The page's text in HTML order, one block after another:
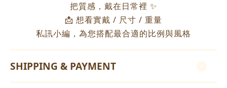
把質感，戴在日常裡 ✨
📩 想看實戴 / 尺寸 / 重量
私訊小編，為您搭配最合適的比例與風格
SHIPPING & PAYMENT